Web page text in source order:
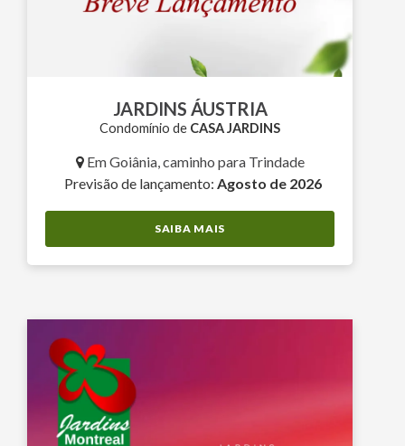
JARDINS ÁUSTRIA
Condomínio de CASA JARDINS
Em Goiânia, caminho para Trindade
Previsão de lançamento: Agosto de 2026
SAIBA MAIS